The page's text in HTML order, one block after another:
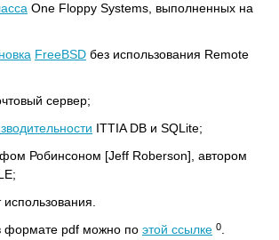
One Floppy Systems, выполненных на
FreeBSD без использования Remote
сервер;
ITTIA DB и SQLite;
Робинсоном [Jeff Roberson], автором
формате pdf можно по этой ссылке 0